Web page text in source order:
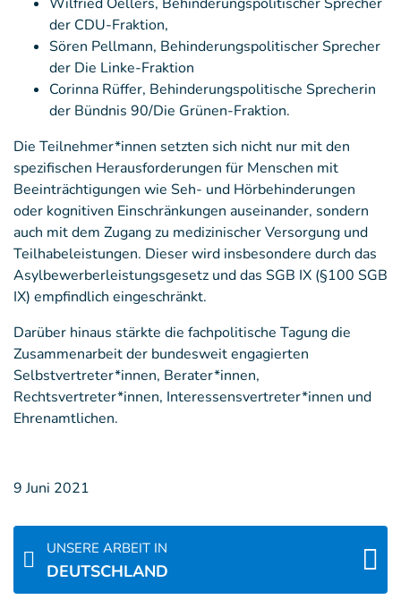
der CDU-Fraktion,
Sören Pellmann, Behinderungspolitischer Sprecher
der Die Linke-Fraktion
Corinna Rüffer, Behinderungspolitische Sprecherin
der Bündnis 90/Die Grünen-Fraktion.
Die Teilnehmer*innen setzten sich nicht nur mit den
spezifischen Herausforderungen für Menschen mit
Beeinträchtigungen wie Seh- und Hörbehinderungen
oder kognitiven Einschränkungen auseinander, sondern
auch mit dem Zugang zu medizinischer Versorgung und
Teilhabeleistungen. Dieser wird insbesondere durch das
Asylbewerberleistungsgesetz und das SGB IX (§100 SGB
IX) empfindlich eingeschränkt.
Darüber hinaus stärkte die fachpolitische Tagung die
Zusammenarbeit der bundesweit engagierten
Selbstvertreter*innen, Berater*innen,
Rechtsvertreter*innen, Interessensvertreter*innen und
Ehrenamtlichen.
9 Juni 2021
UNSERE ARBEIT IN
DEUTSCHLAND